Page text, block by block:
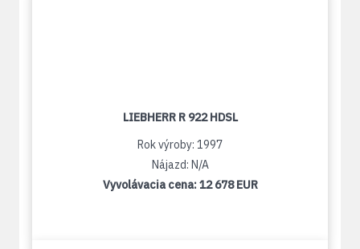
LIEBHERR R 922 HDSL
Rok výroby: 1997
Nájazd: N/A
Vyvolávacia cena:12 678 EUR